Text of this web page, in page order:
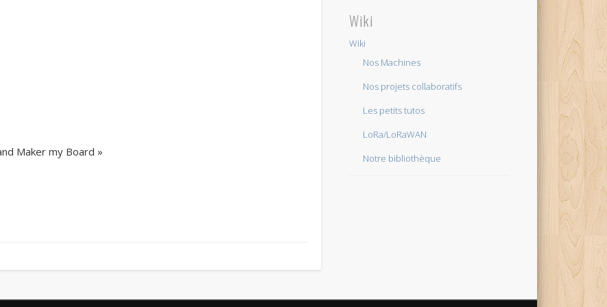
Maker my Board »
Wiki
Wiki
Nos Machines
Nos projets collaboratifs
Les petits tutos
LoRa/LoRaWAN
Notre bibliothèque